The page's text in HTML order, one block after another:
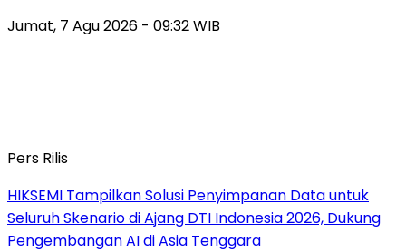
Jumat, 7 Agu 2026 - 09:32 WIB
Pers Rilis
HIKSEMI Tampilkan Solusi Penyimpanan Data untuk
Seluruh Skenario di Ajang DTI Indonesia 2026, Dukung
Pengembangan AI di Asia Tenggara